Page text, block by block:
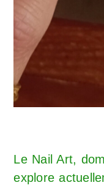
Le Nail Art,
explore